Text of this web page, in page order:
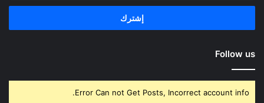
الإلكتروني
Follow us
Error Can not Get Posts, Incorrect account info.